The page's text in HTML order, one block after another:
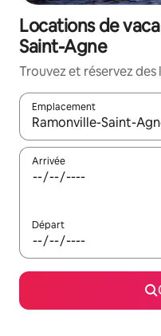
Locations de
Saint-Agne
Trouvez et réservez
Emplacement
Quand les résultats
Arrivée
Départ